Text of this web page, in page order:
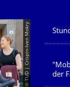
© TUD | Crispin-Iven Mokry
der